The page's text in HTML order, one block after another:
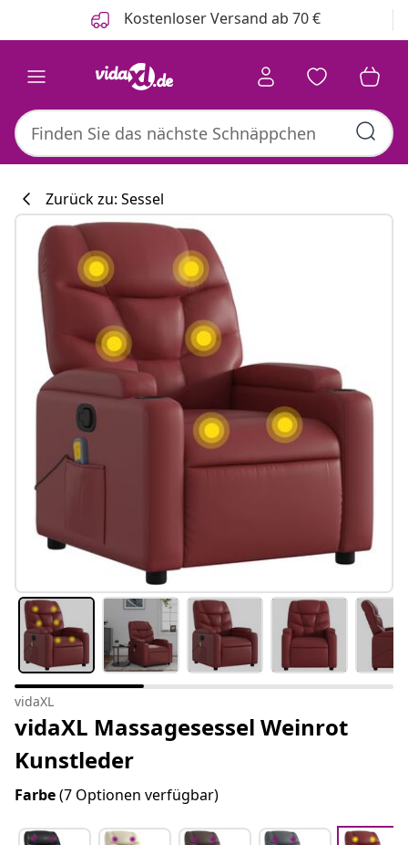
Kostenloser Versand ab 70 €
Zurück zu: Sessel
vidaXL
vidaXL Massagesessel Weinrot
Kunstleder
Farbe(7 Optionen verfügbar)